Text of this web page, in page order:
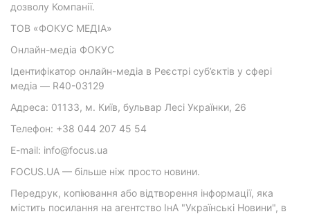
дозволу Компанії.
ТОВ «ФОКУС МЕДІА»
Онлайн-медіа ФОКУС
Ідентифікатор онлайн-медіа в Реєстрі суб’єктів у сфері
медіа — R40-03129
Адреса: 01133, м. Київ, бульвар Лесі Українки, 26
Телефон: +38 044 207 45 54
E-mail: info@focus.ua
FOCUS.UA — більше ніж просто новини.
Передрук, копіювання або відтворення інформації, яка
містить посилання на агентство ІнА "Українські Новини", в